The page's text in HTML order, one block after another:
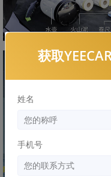
获取
姓名
手机号